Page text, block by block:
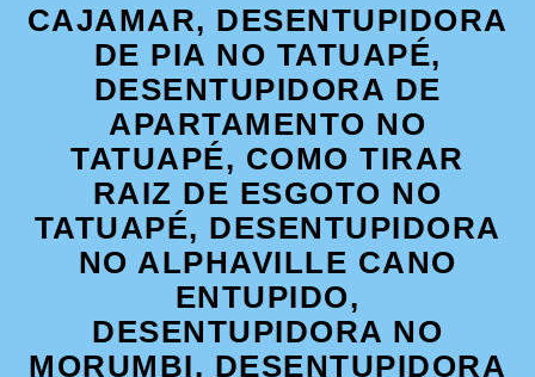
CAJAMAR, DESENTUPIDORA
DE PIA NO TATUAPÉ,
DESENTUPIDORA DE
APARTAMENTO NO
TATUAPÉ, COMO TIRAR
RAIZ DE ESGOTO NO
TATUAPÉ, DESENTUPIDORA
NO ALPHAVILLE CANO
ENTUPIDO,
DESENTUPIDORA NO
MORUMBI, DESENTUPIDORA